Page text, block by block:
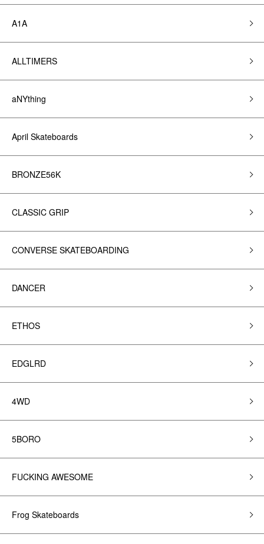
A1A
ALLTIMERS
aNYthing
April Skateboards
BRONZE56K
CLASSIC GRIP
CONVERSE SKATEBOARDING
DANCER
ETHOS
EDGLRD
4WD
5BORO
FUCKING AWESOME
Frog Skateboards